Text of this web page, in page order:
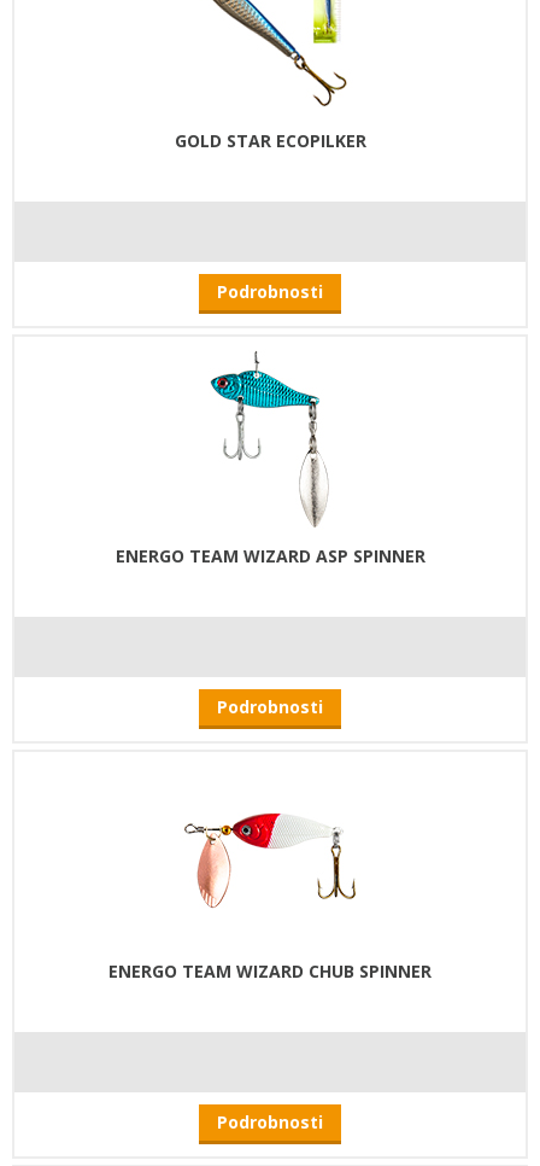
GOLD STAR ECOPILKER
Podrobnosti
ENERGO TEAM WIZARD ASP SPINNER
Podrobnosti
ENERGO TEAM WIZARD CHUB SPINNER
Podrobnosti